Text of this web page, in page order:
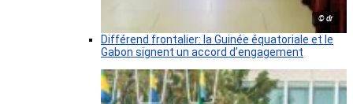
© dr
Différend frontalier: la Guinée équatoriale et le
Gabon signent un accord d’engagement